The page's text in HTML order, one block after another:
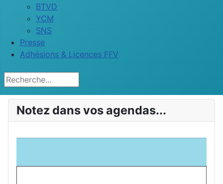
BTVD
YCM
SNS
Presse
Adhésions & Licences FFV
Rechercher
Notez dans vos agendas...